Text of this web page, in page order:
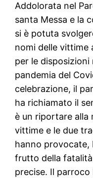
Addolorata nel
santa Messa e la
si è potuta
nomi delle vittime
per le
pandemia del
celebrazione, il
ha richiamato il
è un riportare alla
vittime e le due
hanno provocate,
frutto della
precise. Il